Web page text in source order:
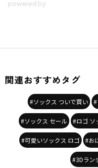
関連おすすめタグ
#ソックス ついで買い
#ソックス セール #ロゴ ソ
#可愛いソックス ロゴ #お
#3Dラン